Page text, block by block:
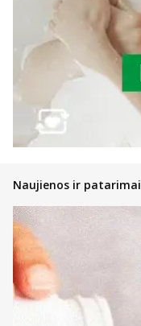
Naujienos ir patarimai